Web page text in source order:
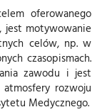
oferowanego
jest motywowanie
celów, np. w
czasopismach.
zawodu i jest
rozwoju
Medycznego.